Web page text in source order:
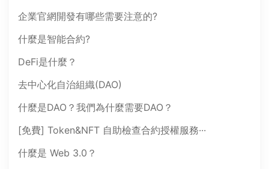
企業官網開發有哪些需要注意的?
什麼是智能合約?
DeFi是什麼？
去中心化自治組織(DAO)
什麼是DAO？我們為什麼需要DAO？
[免費] Token&NFT 自助檢查合約授權服務···
什麼是 Web 3.0？